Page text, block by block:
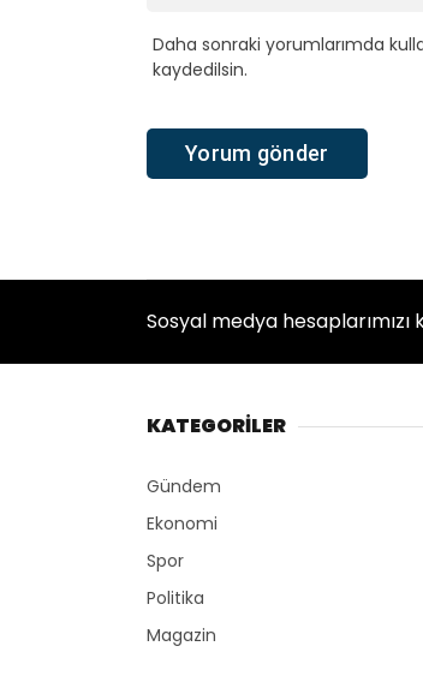
Daha sonraki yorumlarımda
kaydedilsin.
Sosyal medya hesaplarımızı
KATEGORİLER
Gündem
Ekonomi
Spor
Politika
Magazin